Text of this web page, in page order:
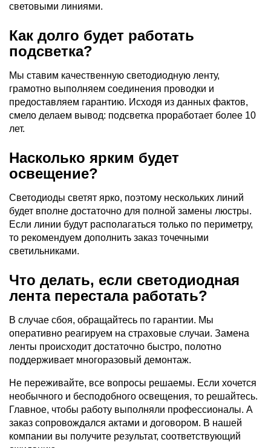
световыми линиями.
Как долго будет работать
подсветка?
Мы ставим качественную светодиодную ленту,
грамотно выполняем соединения проводки и
предоставляем гарантию. Исходя из данных фактов,
смело делаем вывод: подсветка проработает более 10
лет.
Насколько ярким будет
освещение?
Светодиоды светят ярко, поэтому нескольких линий
будет вполне достаточно для полной замены люстры.
Если линии будут располагаться только по периметру,
то рекомендуем дополнить заказ точечными
светильниками.
Что делать, если светодиодная
лента перестала работать?
В случае сбоя, обращайтесь по гарантии. Мы
оперативно реагируем на страховые случаи. Замена
ленты происходит достаточно быстро, полотно
поддерживает многоразовый демонтаж.
Не переживайте, все вопросы решаемы. Если хочется
необычного и бесподобного освещения, то решайтесь.
Главное, чтобы работу выполняли профессионалы. А
заказ сопровождался актами и договором. В нашей
компании вы получите результат, соответствующий